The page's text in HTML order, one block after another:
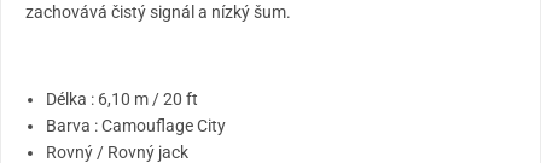
zachovává čistý signál a nízký šum.
Délka : 6,10 m / 20 ft
Barva : Camouflage City
Rovný / Rovný jack